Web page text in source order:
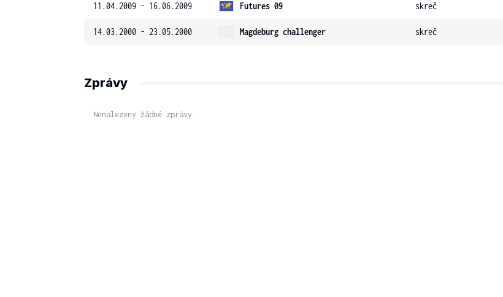
11.04.2009 - 16.06.2009 Futures 09 skreč
14.03.2000 - 23.05.2000 Magdeburg challenger skreč
Zprávy
Nenalezeny žádné zprávy.